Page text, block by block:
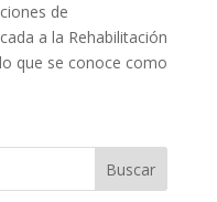
de
a la Rehabilitación
que se conoce como
Buscar